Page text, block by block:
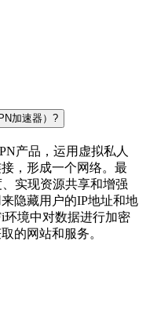
加速器）?
产品，运用虚拟私人
，形成一个网络。最
实现资源共享和增强
隐藏用户的IP地址和地
环境中对数据进行加密
的网站和服务。